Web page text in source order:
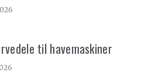
til havemaskiner